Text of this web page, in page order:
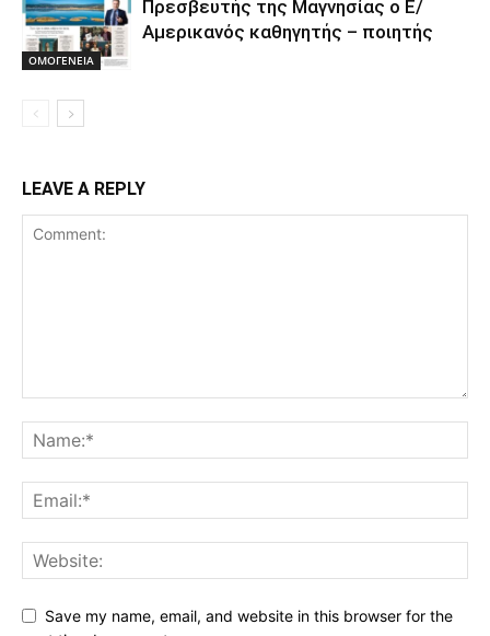
ΟΜΟΓΕΝΕΙΑ
Πρεσβευτής της Μαγνησίας ο Ε/
Αμερικανός καθηγητής – ποιητής
LEAVE A REPLY
Save my name, email, and website in this browser for the